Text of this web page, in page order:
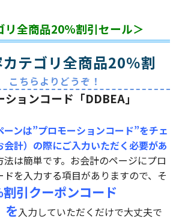
リ全商品20%割引セール＞
テゴリ全商品20％割
こちらよりどうぞ！
ョンコード「DDBEA」
ンは”プロモーションコード”をチェ
会計）の際にご入力いただく必要があ
法は簡単です。お会計のページにプロ
ドを入力する項目がありますので、そ
引クーポンコード
を 入力していただくだけで大丈夫で